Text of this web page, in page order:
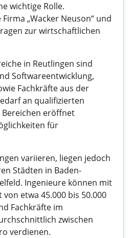
wichtige Rolle.
„Wacker Neuson“ und
zur wirtschaftlichen
in Reutlingen sind
Softwareentwicklung,
Fachkräfte aus der
an qualifizierten
Bereichen eröffnet
für
variieren, liegen jedoch
Städten in Baden-
Ingenieure können mit
etwa 45.000 bis 50.000
Fachkräfte im
zwischen
verdienen.